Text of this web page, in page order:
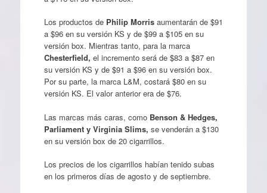
Los productos dePhilip Morrisaumentarán de $91
a $96 en su versión KS y de $99 a $105 en su
versión box. Mientras tanto, para la marca
Chesterfield, el incremento será de $83 a $87 en
su versión KS y de $91 a $96 en su versión box.
Por su parte, la marca L&M, costará $80 en su
versión KS. El valor anterior era de $76.
Las marcas más caras, como Benson & Hedges,
Parliament y Virginia Slims, se venderán a $130
en su versión box de 20 cigarrillos.
Los precios de los cigarrillos habían tenido subas
en los primeros días de agosto y de septiembre.